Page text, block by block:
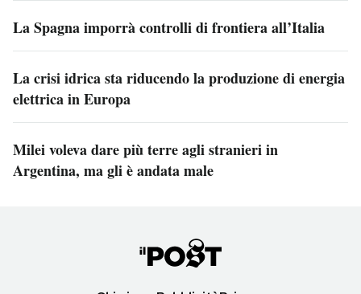
La Spagna imporrà controlli di frontiera all’Italia
La crisi idrica sta riducendo la produzione di energia
elettrica in Europa
Milei voleva dare più terre agli stranieri in
Argentina, ma gli è andata male